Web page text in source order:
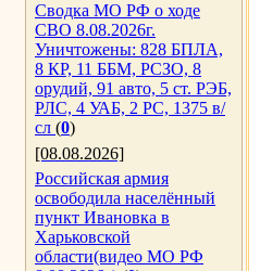
Сводка МО РФ о ходе
СВО 8.08.2026г.
Уничтожены: 828 БПЛА,
8 КР, 11 ББМ, РСЗО, 8
орудий, 91 авто, 5 ст. РЭБ,
РЛС, 4 УАБ, 2 РС, 1375 в/
сл (0)
[08.08.2026]
Российская армия
освободила населённый
пункт Ивановка в
Харьковской
области(видео МО РФ